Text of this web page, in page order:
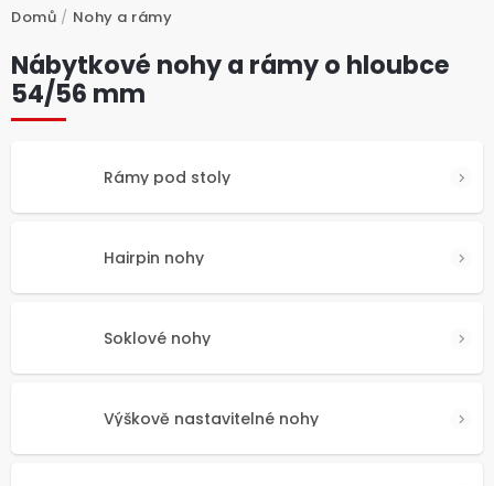
Domů / Nohy a rámy
Nábytkové nohy a rámy o hloubce
54/56 mm
Rámy pod stoly
Hairpin nohy
Soklové nohy
Výškově nastavitelné nohy